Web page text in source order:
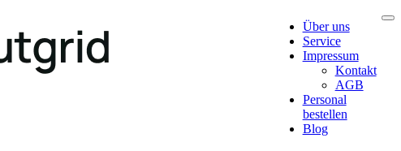
Über uns
Service
Impressum
Kontakt
AGB
Personal
bestellen
Blog